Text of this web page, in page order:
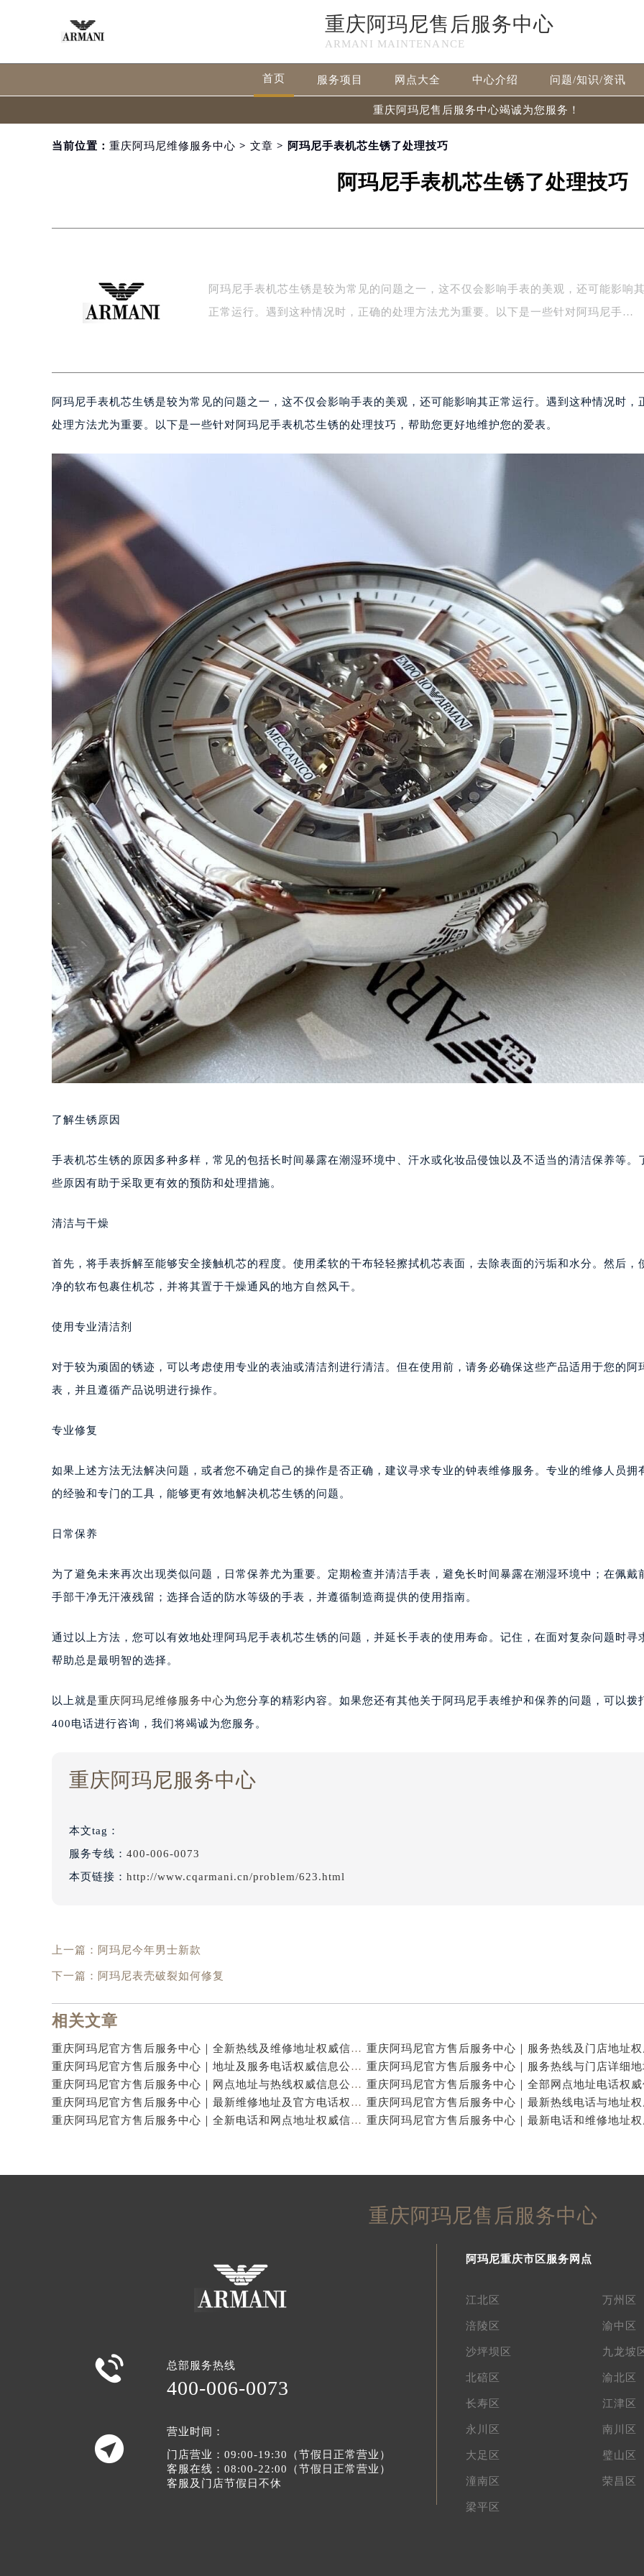
重庆阿玛尼售后服务中心
ARMANI MAINTENANCE
首页 服务项目 网点大全 中心介绍 问题/知识/资讯
重庆阿玛尼售后服务中心竭诚为您服务！
当前位置： 重庆阿玛尼维修服务中心 > 文章 > 阿玛尼手表机芯生锈了处理技巧
阿玛尼手表机芯生锈了处理技巧
阿玛尼手表机芯生锈是较为常见的问题之一，这不仅会影响手表的美观，还可能影响其
正常运行。遇到这种情况时，正确的处理方法尤为重要。以下是一些针对阿玛尼手…
阿玛尼手表机芯生锈是较为常见的问题之一，这不仅会影响手表的美观，还可能影响其正常运行。遇到这种情况时，
处理方法尤为重要。以下是一些针对阿玛尼手表机芯生锈的处理技巧，帮助您更好地维护您的爱表。
了解生锈原因
手表机芯生锈的原因多种多样，常见的包括长时间暴露在潮湿环境中、汗水或化妆品侵蚀以及不适当的清洁保养等。
些原因有助于采取更有效的预防和处理措施。
清洁与干燥
首先，将手表拆解至能够安全接触机芯的程度。使用柔软的干布轻轻擦拭机芯表面，去除表面的污垢和水分。然后，
净的软布包裹住机芯，并将其置于干燥通风的地方自然风干。
使用专业清洁剂
对于较为顽固的锈迹，可以考虑使用专业的表油或清洁剂进行清洁。但在使用前，请务必确保这些产品适用于您的阿
表，并且遵循产品说明进行操作。
专业修复
如果上述方法无法解决问题，或者您不确定自己的操作是否正确，建议寻求专业的钟表维修服务。专业的维修人员拥
的经验和专门的工具，能够更有效地解决机芯生锈的问题。
日常保养
为了避免未来再次出现类似问题，日常保养尤为重要。定期检查并清洁手表，避免长时间暴露在潮湿环境中；在佩戴
手部干净无汗液残留；选择合适的防水等级的手表，并遵循制造商提供的使用指南。
通过以上方法，您可以有效地处理阿玛尼手表机芯生锈的问题，并延长手表的使用寿命。记住，在面对复杂问题时寻
帮助总是最明智的选择。
以上就是重庆阿玛尼维修服务中心为您分享的精彩内容。如果您还有其他关于阿玛尼手表维护和保养的问题，可以拨
400电话进行咨询，我们将竭诚为您服务。
重庆阿玛尼服务中心
本文tag：
服务专线： 400-006-0073
本页链接： http://www.cqarmani.cn/problem/623.html
上一篇： 阿玛尼今年男士新款
下一篇： 阿玛尼表壳破裂如何修复
相关文章
重庆阿玛尼官方售后服务中心｜全新热线及维修地址权威信息公示（2026年7月最新）
重庆阿玛尼官方售后服务中心｜地址及服务电话权威信息公示（2026年7月最新）
重庆阿玛尼官方售后服务中心｜网点地址与热线权威信息公示（2026年7月最新）
重庆阿玛尼官方售后服务中心｜最新维修地址及官方电话权威信息公示（2026年7月最新）
重庆阿玛尼官方售后服务中心｜全新电话和网点地址权威信息公示（2026年7月最新）
重庆阿玛尼售后服务中心
 总部服务热线
400-006-0073

营业时间：
门店营业：09:00-19:30（节假日正常营业）
客服在线：08:00-22:00（节假日正常营业）
客服及门店节假日不休
阿玛尼重庆市区服务网点
江北区 万州区
涪陵区 渝中区
沙坪坝区 九龙坡
北碚区 渝北区
长寿区 江津区
永川区 南川区
大足区 璧山区
潼南区 荣昌区
梁平区